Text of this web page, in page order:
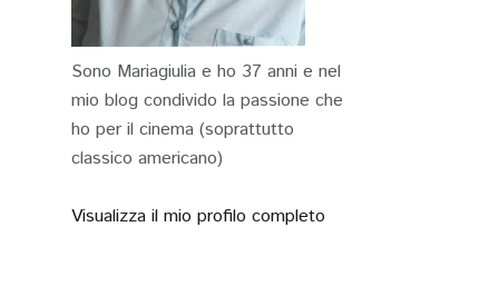
Sono Mariagiulia e ho 37 anni e nel
mio blog condivido la passione che
ho per il cinema (soprattutto
classico americano)
Visualizza il mio profilo completo